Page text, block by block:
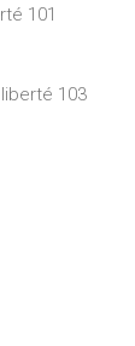
101
103